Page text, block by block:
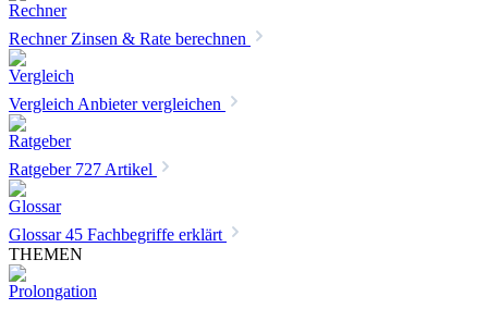
Rechner Zinsen & Rate berechnen
Vergleich Anbieter vergleichen
Ratgeber 727 Artikel
Glossar 45 Fachbegriffe erklärt
THEMEN